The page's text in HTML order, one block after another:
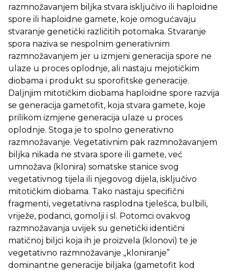
razmnožavanjem biljka stvara isključivo ili haploidne
spore ili haploidne gamete, koje omogućavaju
stvaranje genetički različitih potomaka. Stvaranje
spora naziva se nespolnim generativnim
razmnožavanjem jer u izmjeni generacija spore ne
ulaze u proces oplodnje, ali nastaju mejotičkim
diobama i produkt su sporofitske generacije.
Daljnjim mitotičkim diobama haploidne spore razvija
se generacija gametofit, koja stvara gamete, koje
prilikom izmjene generacija ulaze u proces
oplodnje. Stoga je to spolno generativno
razmnožavanje. Vegetativnim pak razmnožavanjem
biljka nikada ne stvara spore ili gamete, već
umnožava (klonira) somatske stanice svog
vegetativnog tijela ili njegovog dijela, isključivo
mitotičkim diobama. Tako nastaju specifični
fragmenti, vegetativna rasplodna tjelešca, bulbili,
vriježe, podanci, gomolji i sl. Potomci ovakvog
razmnožavanja uvijek su genetički identični
matičnoj biljci koja ih je proizvela (klonovi) te je
vegetativno razmnožavanje „kloniranje”
dominantne generacije biljaka (gametofit kod